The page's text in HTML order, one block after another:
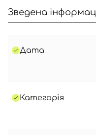
Зведена
Дата
Категорія